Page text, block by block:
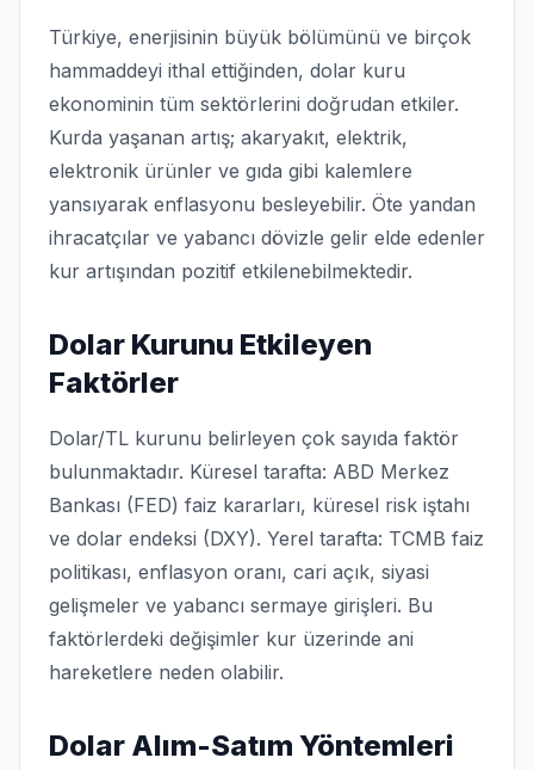
Türkiye, enerjisinin büyük bölümünü ve birçok
hammaddeyi ithal ettiğinden, dolar kuru
ekonominin tüm sektörlerini doğrudan etkiler.
Kurda yaşanan artış; akaryakıt, elektrik,
elektronik ürünler ve gıda gibi kalemlere
yansıyarak enflasyonu besleyebilir. Öte yandan
ihracatçılar ve yabancı dövizle gelir elde edenler
kur artışından pozitif etkilenebilmektedir.
Dolar Kurunu Etkileyen
Faktörler
Dolar/TL kurunu belirleyen çok sayıda faktör
bulunmaktadır. Küresel tarafta: ABD Merkez
Bankası (FED) faiz kararları, küresel risk iştahı
ve dolar endeksi (DXY). Yerel tarafta: TCMB faiz
politikası, enflasyon oranı, cari açık, siyasi
gelişmeler ve yabancı sermaye girişleri. Bu
faktörlerdeki değişimler kur üzerinde ani
hareketlere neden olabilir.
Dolar Alım-Satım Yöntemleri